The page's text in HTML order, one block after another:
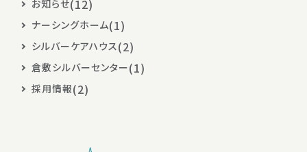
お知らせ(12)
ナーシングホーム(1)
シルバーケアハウス(2)
倉敷シルバーセンター(1)
採用情報(2)